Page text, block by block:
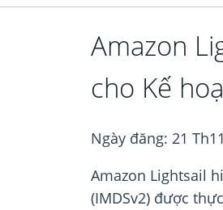
Amazon
cho Kế
Ngày đăng: 21
Amazon Lightsail
(IMDSv2) được